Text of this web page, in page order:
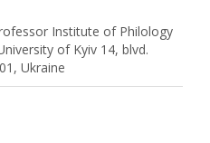
Institute of Philology
of Kyiv 14, blvd.
Ukraine